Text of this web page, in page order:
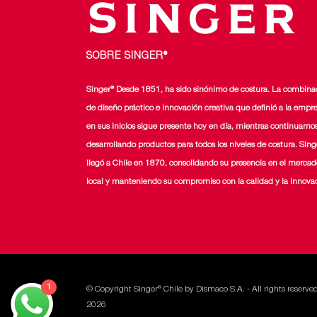
página
SOBRE SINGER®
Singer® Desde 1851, ha sido sinónimo de costura. La
de diseño práctico e innovación creativa que definió a la
en sus inicios sigue presente hoy en día, mientras
desarrollando productos para todos los niveles de costura.
llegó a Chile en 1870, consolidando su presencia en el
local y manteniendo su compromiso con la calidad y la
© Copyright Singer® Chile by Dismaco S.A. - All rights reserved
2026
1